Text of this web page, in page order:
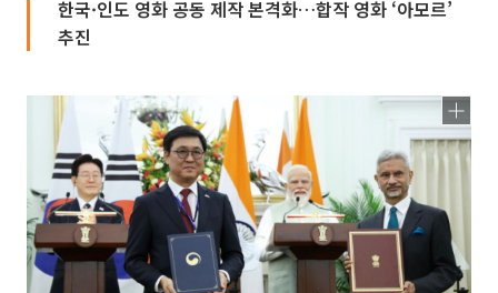
한국·인도 영화 공동 제작 본격화…합작 영화 ‘아모르’
추진